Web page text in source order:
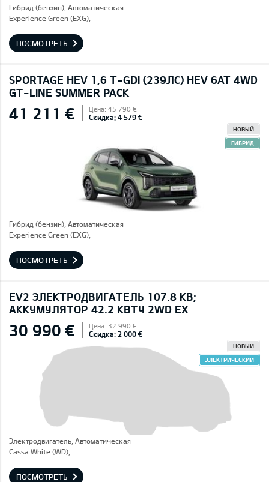
Гибрид (бензин), Автоматическая
Experience Green (EXG),
ПОСМОТРЕТЬ
SPORTAGE HEV 1,6 T-GDI (239ЛС) HEV 6AT 4WD
GT-LINE SUMMER PACK
41 211 € Цена: 45 790 €
Скидка: 4 579 €
НОВЫЙ
ГИБРИД
Гибрид (бензин), Автоматическая
Experience Green (EXG),
ПОСМОТРЕТЬ
EV2 ЭЛЕКТРОДВИГАТЕЛЬ 107.8 КВ;
AККУМУЛЯТОР 42.2 КВТЧ 2WD EX
30 990 € Цена: 32 990 €
Скидка: 2 000 €
НОВЫЙ
ЭЛЕКТРИЧЕСКИЙ
Электродвигатель, Автоматическая
Cassa White (WD),
ПОСМОТРЕТЬ